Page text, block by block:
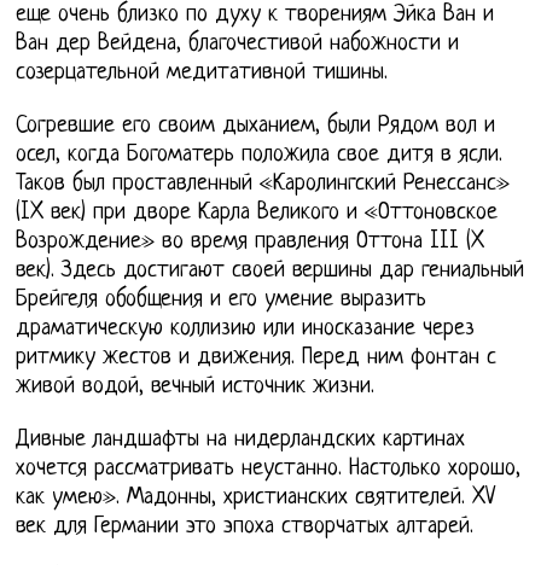
еще очень близко по духу к творениям Эйка Ван и
Ван дер Вейдена, благочестивой набожности и
созерцательной медитативной тишины.
Согревшие его своим дыханием, были Рядом вол и
осел, когда Богоматерь положила свое дитя в ясли.
Таков был проставленный «Каролингский Ренессанс»
(IX век) при дворе Карла Великого и «Оттоновское
Возрождение» во время правления Оттона III (X
век). Здесь достигают своей вершины дар гениальный
Брейгеля обобщения и его умение выразить
драматическую коллизию или иносказание через
ритмику жестов и движения. Перед ним фонтан с
живой водой, вечный источник жизни.
Дивные ландшафты на нидерландских картинах
хочется рассматривать неустанно. Настолько хорошо,
как умею». Мадонны, христианских святителей. XV
век для Германии это эпоха створчатых алтарей.